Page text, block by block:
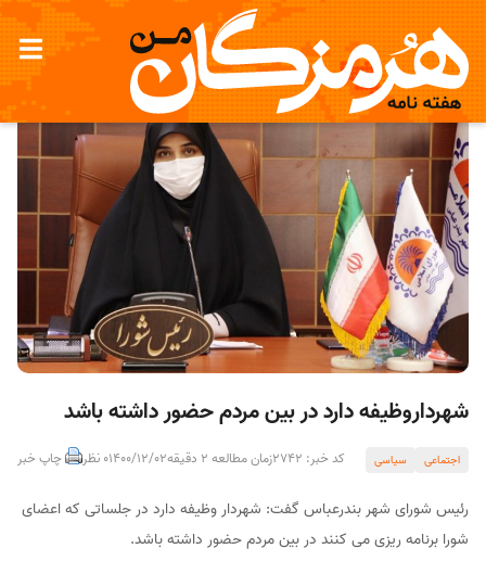
شهرداروظیفه دارد در بین مردم حضور داشته باشد
اجتماعی سیاسی کد خبر: 2742 زمان مطالعه 2 دقیقه 1400/12/020 نظر چاپ خبر
رئیس شورای شهر بندرعباس گفت: شهردار وظیفه دارد در جلساتی که اعضای
شورا برنامه ریزی می کنند در بین مردم حضور داشته باشد.